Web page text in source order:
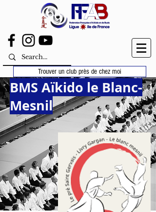
Trouver un club près de chez moi
BMS Aïkido le Blanc-
Mesnil